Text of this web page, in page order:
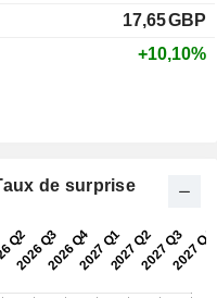
17,65GBP
+10,10%
de surprise